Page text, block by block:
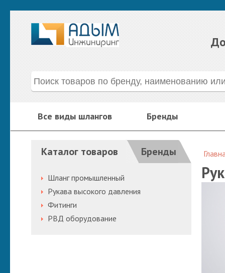
Все виды шлангов Бренды
Каталог товаров Бренды
Шланг промышленный
Рукава высокого давления
Фитинги
РВД оборудование